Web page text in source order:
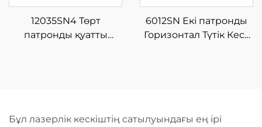
12035SN4 Төрт
патронды қуатты
6012SN Екі патронды
Горизонтал Түтік Кесу
Бұл лазерлік кескіштің сатылуындағы ең ірі